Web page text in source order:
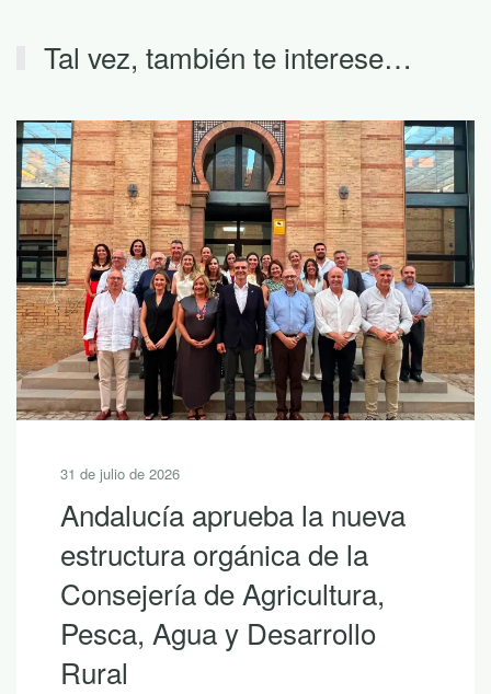
Tal vez, también te interese…
31 de julio de 2026
Andalucía aprueba la nueva
estructura orgánica de la
Consejería de Agricultura,
Pesca, Agua y Desarrollo
Rural